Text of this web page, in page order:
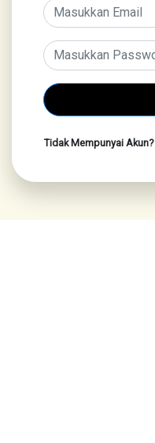
Tidak Mempunyai Akun?